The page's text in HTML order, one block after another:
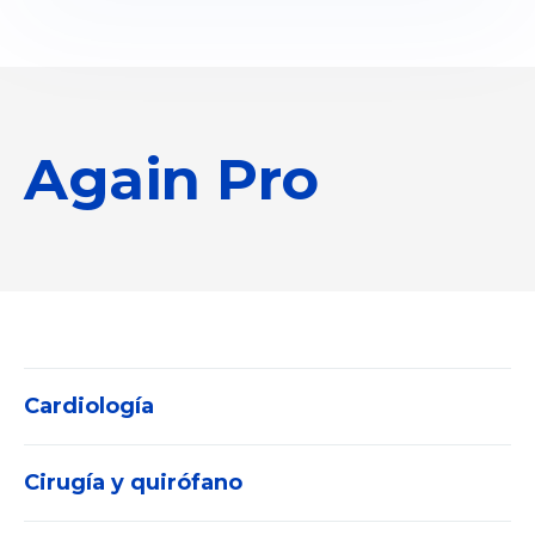
Again Pro
Cardiología
Electrocardiógrafos
Cirugía y quirófano